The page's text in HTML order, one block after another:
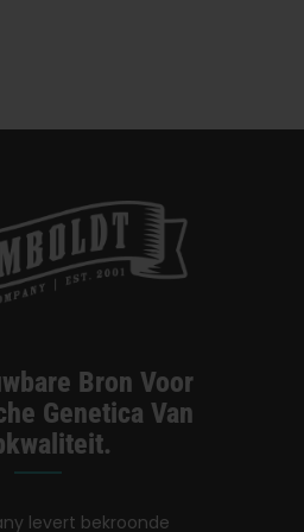
Bron Voor
Genetica Van
levert bekroonde